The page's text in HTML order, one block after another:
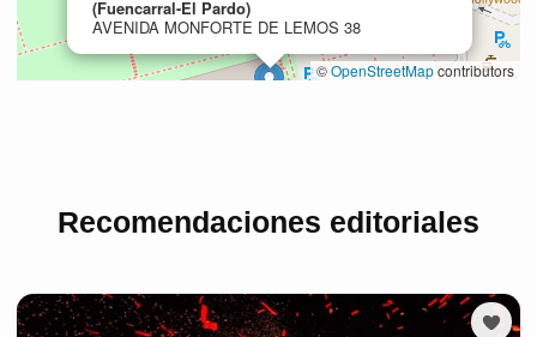
Recomendaciones editoriales